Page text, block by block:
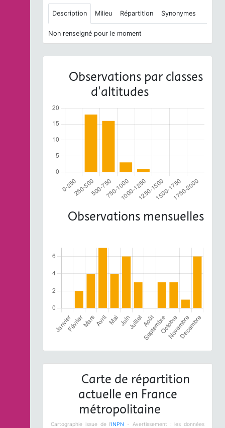
Description Milieu Répartition Synonymes
Non renseigné pour le moment
Observations par classes
d'altitudes
Observations mensuelles
Carte de répartition
actuelle en France
métropolitaine
Cartographie issue de l'INPN - Avertissement : les données